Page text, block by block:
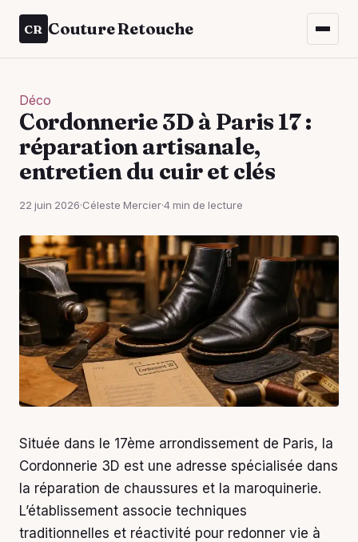
CR Couture Retouche
Déco
Cordonnerie 3D à Paris 17 :
réparation artisanale,
entretien du cuir et clés
22 juin 2026·Céleste Mercier·4 min de lecture
Située dans le 17ème arrondissement de Paris, la
Cordonnerie 3D est une adresse spécialisée dans
la réparation de chaussures et la maroquinerie.
L’établissement associe techniques
traditionnelles et réactivité pour redonner vie à